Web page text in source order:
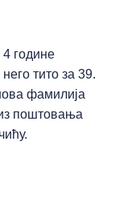
4 године
тито за 39.
фамилија
поштовања